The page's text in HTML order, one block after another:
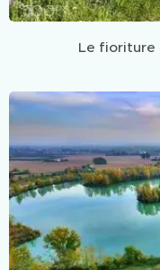
Le fioriture